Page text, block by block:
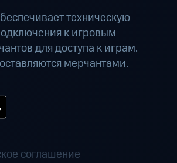
техническую
к игровым
для доступа к играм.
мерчантами.
соглашение